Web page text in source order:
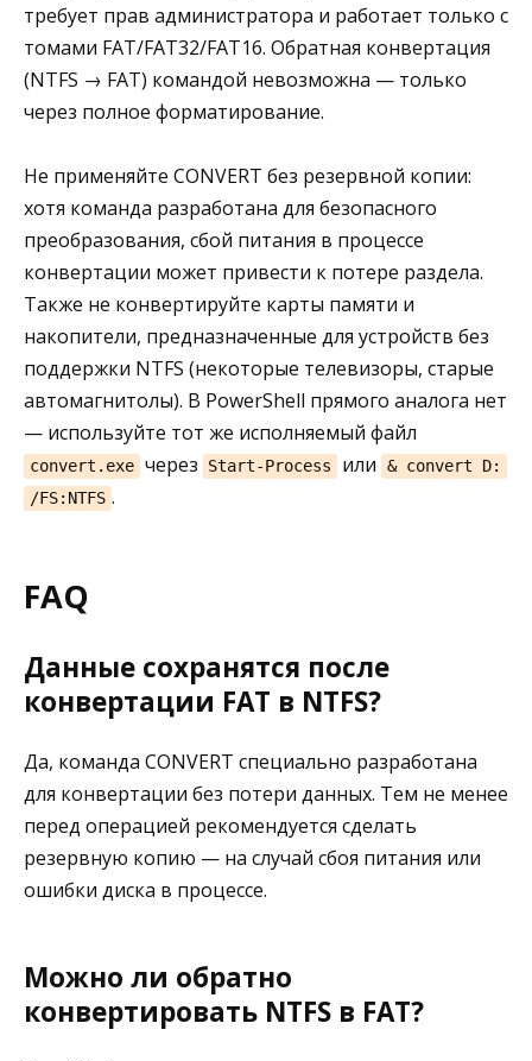
требует прав администратора и работает только с
томами FAT/FAT32/FAT16. Обратная конвертация
(NTFS → FAT) командой невозможна — только
через полное форматирование.
Не применяйте CONVERT без резервной копии:
хотя команда разработана для безопасного
преобразования, сбой питания в процессе
конвертации может привести к потере раздела.
Также не конвертируйте карты памяти и
накопители, предназначенные для устройств без
поддержки NTFS (некоторые телевизоры, старые
автомагнитолы). В PowerShell прямого аналога нет
— используйте тот же исполняемый файл
convert.exe через Start-Process или
& convert D:
/FS:NTFS .
FAQ
Данные сохранятся после
конвертации FAT в NTFS?
Да, команда CONVERT специально разработана
для конвертации без потери данных. Тем не менее
перед операцией рекомендуется сделать
резервную копию — на случай сбоя питания или
ошибки диска в процессе.
Можно ли обратно
конвертировать NTFS в FAT?